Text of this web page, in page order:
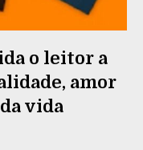
o leitor a
amor
vida